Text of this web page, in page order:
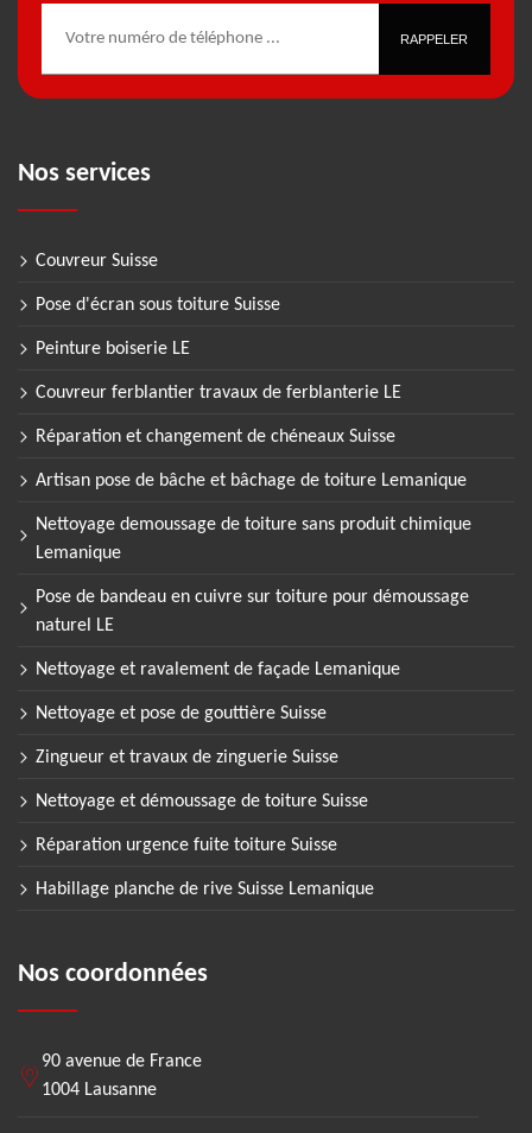
Nos services
Couvreur Suisse
Pose d'écran sous toiture Suisse
Peinture boiserie LE
Couvreur ferblantier travaux de ferblanterie LE
Réparation et changement de chéneaux Suisse
Artisan pose de bâche et bâchage de toiture Lemanique
Nettoyage demoussage de toiture sans produit chimique
Lemanique
Pose de bandeau en cuivre sur toiture pour démoussage
naturel LE
Nettoyage et ravalement de façade Lemanique
Nettoyage et pose de gouttière Suisse
Zingueur et travaux de zinguerie Suisse
Nettoyage et démoussage de toiture Suisse
Réparation urgence fuite toiture Suisse
Habillage planche de rive Suisse Lemanique
Nos coordonnées
90 avenue de France
1004 Lausanne